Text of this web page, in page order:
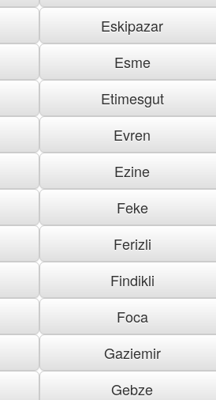
Eskipazar
Esme
Etimesgut
Evren
Ezine
Feke
Ferizli
Findikli
Foca
Gaziemir
Gebze